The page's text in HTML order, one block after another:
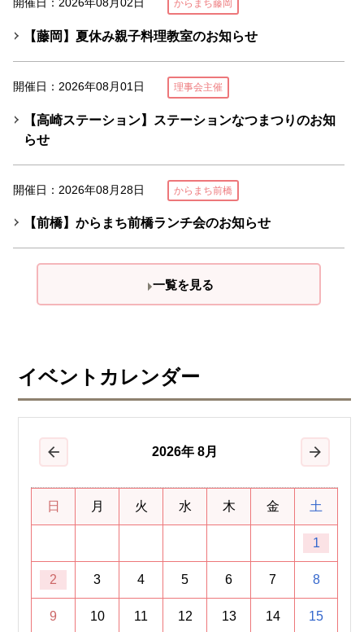
からまち藤岡
【藤岡】夏休み親子料理教室のお知らせ
開催日：2026年08月01日 理事会主催
【高崎ステーション】ステーションなつまつりのお知
らせ
開催日：2026年08月28日 からまち前橋
【前橋】からまち前橋ランチ会のお知らせ
一覧を見る
イベントカレンダー
前の月 次の月
2026年 8月
日 月 火 水 木 金 土
1
2 3 4 5 6 7 8
9 10 11 12 13 14 15